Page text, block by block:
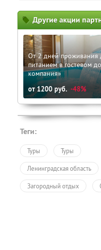
Другие акции
От 2 дней проживания
питанием в гостевом
компания»
от1200 руб. -48%
Теги:
Туры Туры
Ленинградская область
Загородный отдых